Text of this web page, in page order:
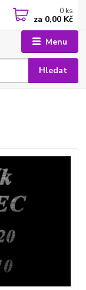
Menu
Hledat
0 ks
za 0,00 Kč